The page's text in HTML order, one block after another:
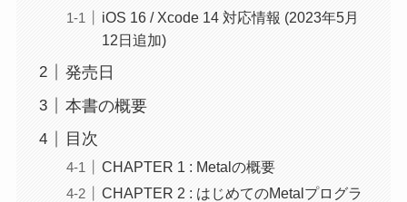
iOS 16 / Xcode 14 対応情報 (2023年5月
12日追加)
発売日
本書の概要
目次
CHAPTER 1 : Metalの概要
CHAPTER 2 : はじめてのMetalプログラ